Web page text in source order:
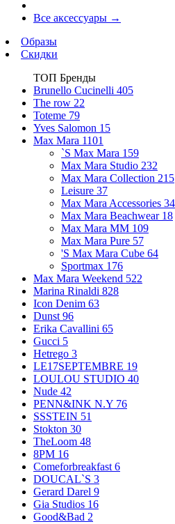
Все аксессуары →
Образы
Скидки
ТОП Бренды
Brunello Cucinelli 405
The row 22
Toteme 79
Yves Salomon 15
Max Mara 1101
`S Max Mara 159
Max Mara Studio 232
Max Mara Collection 215
Leisure 37
Max Mara Accessories 34
Max Mara Beachwear 18
Max Mara MM 109
Max Mara Pure 57
'S Max Mara Cube 64
Sportmax 176
Max Mara Weekend 522
Marina Rinaldi 828
Icon Denim 63
Dunst 96
Erika Cavallini 65
Gucci 5
Hetrego 3
LE17SEPTEMBRE 19
LOULOU STUDIO 40
Nude 42
PENN&INK N.Y 76
SSSTEIN 51
Stokton 30
TheLoom 48
8PM 16
Comeforbreakfast 6
DOUCAL`S 3
Gerard Darel 9
Gia Studios 16
Good&Bad 2